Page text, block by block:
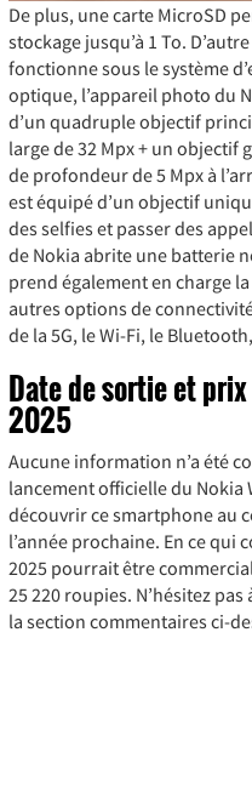
De plus, une carte MicroSD
stockage jusqu’à 1 To.
fonctionne sous le système
optique, l’appareil photo du
d’un quadruple objectif
large de 32 Mpx + un objectif
de profondeur de 5 Mpx à
est équipé d’un objectif
des selfies et passer des
de Nokia abrite une batterie
prend également en charge
autres options de
de la 5G, le Wi-Fi, le
Date de sortie et
2025
Aucune information n’a été
lancement officielle du Nokia
découvrir ce smartphone au
l’année prochaine. En ce qui
2025 pourrait être
25 220 roupies. N’hésitez
la section commentaires ci-